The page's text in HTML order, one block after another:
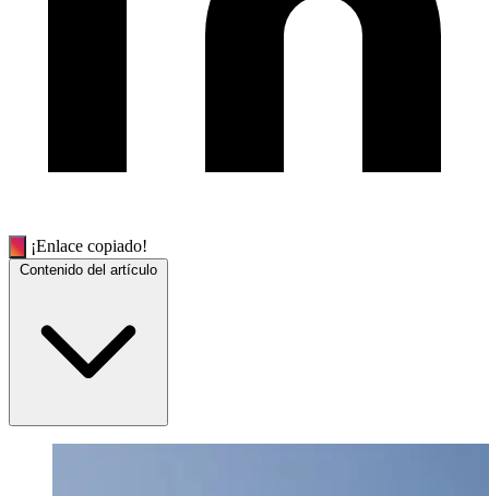
¡Enlace copiado!
Contenido del artículo